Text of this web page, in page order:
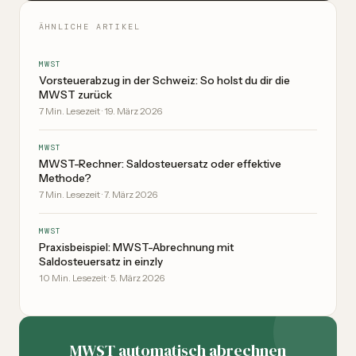
ÄHNLICHE ARTIKEL
MWST
Vorsteuerabzug in der Schweiz: So holst du dir die
MWST zurück
7 Min. Lesezeit· 19. März 2026
MWST
MWST-Rechner: Saldosteuersatz oder effektive
Methode?
7 Min. Lesezeit·7. März 2026
MWST
Praxisbeispiel: MWST-Abrechnung mit
Saldosteuersatz in einzly
10 Min. Lesezeit·5. März 2026
MWST automatisch abrechnen